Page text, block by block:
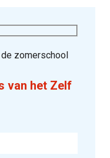
zomerschool